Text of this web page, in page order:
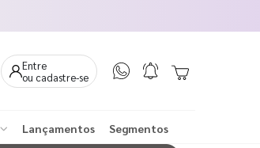
Entre
ou cadastre-se
Lançamentos Segmentos